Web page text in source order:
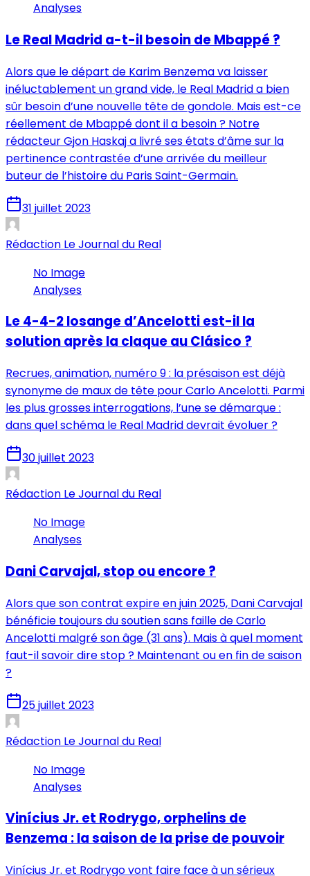
Analyses
Le Real Madrid a-t-il besoin de Mbappé ?
Alors que le départ de Karim Benzema va laisser
inéluctablement un grand vide, le Real Madrid a bien
sûr besoin d’une nouvelle tête de gondole. Mais est-ce
réellement de Mbappé dont il a besoin ? Notre
rédacteur Gjon Haskaj a livré ses états d’âme sur la
pertinence contrastée d’une arrivée du meilleur
buteur de l’histoire du Paris Saint-Germain.
31 juillet 2023
Rédaction Le Journal du Real
No Image
Analyses
Le 4-4-2 losange d’Ancelotti est-il la
solution après la claque au Clásico ?
Recrues, animation, numéro 9 : la présaison est déjà
synonyme de maux de tête pour Carlo Ancelotti. Parmi
les plus grosses interrogations, l’une se démarque :
dans quel schéma le Real Madrid devrait évoluer ?
30 juillet 2023
Rédaction Le Journal du Real
No Image
Analyses
Dani Carvajal, stop ou encore ?
Alors que son contrat expire en juin 2025, Dani Carvajal
bénéficie toujours du soutien sans faille de Carlo
Ancelotti malgré son âge (31 ans). Mais à quel moment
faut-il savoir dire stop ? Maintenant ou en fin de saison
?
25 juillet 2023
Rédaction Le Journal du Real
No Image
Analyses
Vinícius Jr. et Rodrygo, orphelins de
Benzema : la saison de la prise de pouvoir
Vinícius Jr. et Rodrygo vont faire face à un sérieux